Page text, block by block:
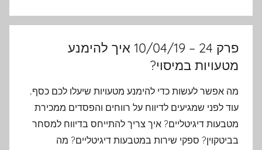
פרק 24 – 10/04/19 איך להימנע
מטעויות במיסוי?
מה אפשר לעשות כדי להימנע מטעויות שיעלו לכם כסף,
עוד לפני שמגיעים לדיווח על רווחים והפסדים ממכירת
מטבעות דיגיטליים? איך צריך להתייחס בדיווח למסחר
בביטקוין? ספקי שירות במטבעות דיגיטליים? מה